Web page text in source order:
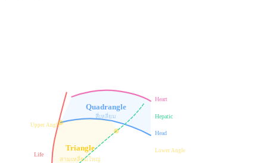
Heart
Head
Life
Hepatic
Quadrangle
สี่เหลี่ยม
Triangle
สามเหลี่ยมใหญ่
Upper Angle
Lower Angle